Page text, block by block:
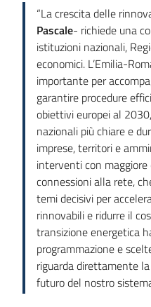
“La crescita delle
Pascale- richiede una
istituzioni nazionali,
economici. L’Emilia-
importante per
garantire procedure
obiettivi europei al
nazionali più chiare e
imprese, territori e
interventi con
connessioni alla rete,
temi decisivi per
rinnovabili e ridurre il
transizione energetica
programmazione e
riguarda direttamente
futuro del nostro